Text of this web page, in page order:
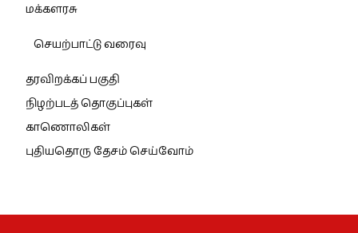
மக்களரசு
செயற்பாட்டு வரைவு
தரவிறக்கப் பகுதி
நிழற்படத் தொகுப்புகள்
காணொலிகள்
புதியதொரு தேசம் செய்வோம்